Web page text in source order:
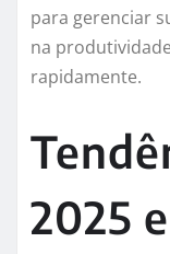
para gerenciar
na
rapidamente.
2025